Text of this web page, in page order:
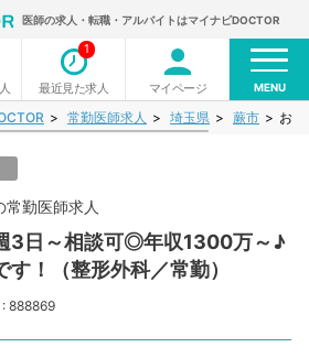
医師の求人・転職・アルバイトはマイナビDOCTOR
最近見た求人
1
マイページ MENU
常勤医師求人 埼玉県 蕨市 お
常勤医師求人
3日～相談可◎年収1300万～♪
！（整形外科／常勤）
888869